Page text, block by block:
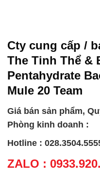
Cty cung cấp /
The Tinh Thể &
Pentahydrate
Mule 20 Team
Giá bán sản phẩm,
Phòng kinh doanh :
Hotline :
ZALO :